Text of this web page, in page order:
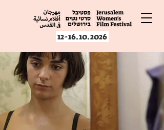
12-16.10.2026